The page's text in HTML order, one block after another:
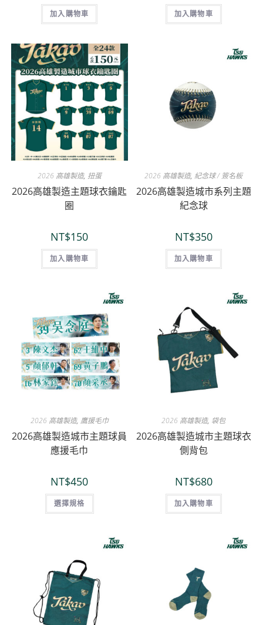
加入購物車 加入購物車
2026 高雄製造, 扭蛋
2026高雄製造主題球衣鑰匙
圈
NT$150
加入購物車
2026 高雄製造, 紀念球 / 簽名板
2026高雄製造城市系列主題
紀念球
NT$350
加入購物車
2026 高雄製造, 鷹援毛巾
2026高雄製造城市主題球員
應援毛巾
NT$450
選擇規格
2026 高雄製造, 袋包
2026高雄製造城市主題球衣
側背包
NT$680
加入購物車